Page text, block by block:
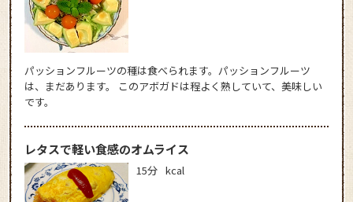
パッションフルーツの種は食べられます。パッションフルーツ
は、まだあります。 このアボガドは程よく熟していて、美味しい
です。
レタスで軽い食感のオムライス
15分 kcal